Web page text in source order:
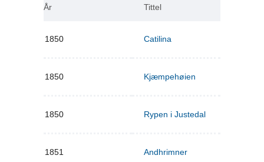
År Tittel
1850 Catilina
1850 Kjæmpehøien
1850 Rypen i Justedal
1851 Andhrimner